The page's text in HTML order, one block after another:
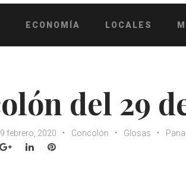
ECONOMÍA LOCALES
del 29
febrero, 2020 Concolón Glosas
Google+LinkedInPinterest